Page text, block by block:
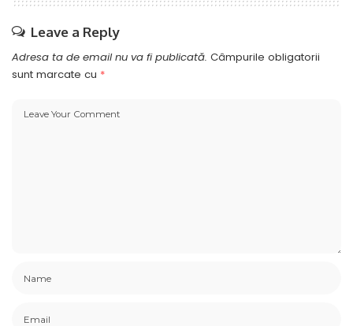
Leave a Reply
Adresa ta de email nu va fi publicată. Câmpurile obligatorii
sunt marcate cu *